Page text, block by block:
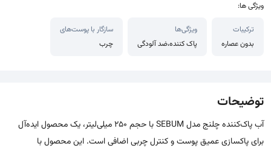
ویژگی ها:
ترکیبات
بدون عصاره
ویژگی‌ها
پاک کننده،ضد آلودگی
سازگار با پوست‌های
چرب
توضیحات
آب پاک‌کننده چلنج مدل SEBUM با حجم ۲۵۰ میلی‌لیتر، یک محصول ایده‌آل
برای پاکسازی عمیق پوست و کنترل چربی اضافی است. این محصول با